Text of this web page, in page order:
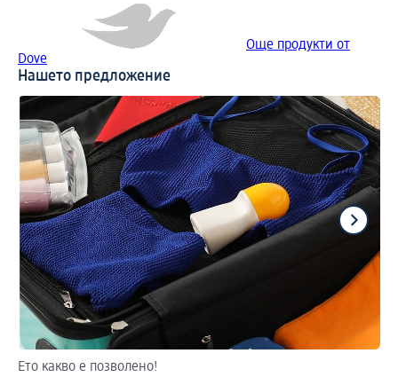
Още продукти от
Dove
Нашето предложение
Ето какво е позволено!